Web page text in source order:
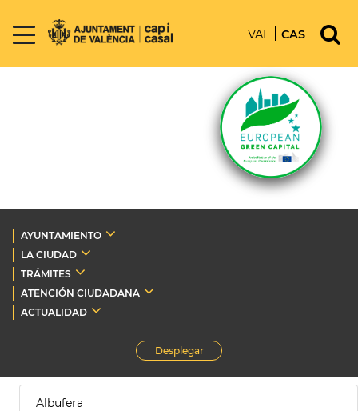
VAL CAS
AYUNTAMIENTO
LA CIUDAD
TRÁMITES
ATENCIÓN CIUDADANA
ACTUALIDAD
Desplegar
Albufera